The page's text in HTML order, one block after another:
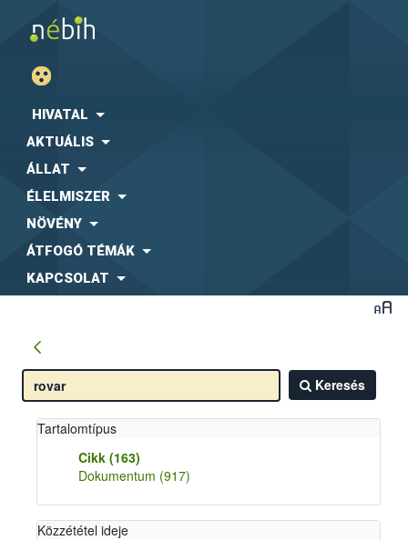
HIVATAL
AKTUÁLIS
ÁLLAT
ÉLELMISZER
NÖVÉNY
ÁTFOGÓ TÉMÁK
KAPCSOLAT
Keresés
Tartalomtípus
Cikk (163)
Dokumentum (917)
Közzététel ideje